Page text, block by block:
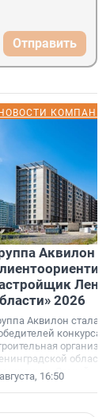
Отправить
НОВОСТИ
Аквилон
2026
Аквилон стала
конкурса
области
«Самый
16:50